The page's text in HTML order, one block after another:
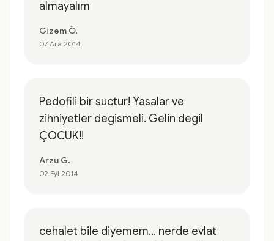
almayalım
Gizem Ö.
07 Ara 2014
Pedofili bir suctur! Yasalar ve
zihniyetler degismeli. Gelin degil
ÇOCUK!!
Arzu G.
02 Eyl 2014
cehalet bile diyemem... nerde evlat